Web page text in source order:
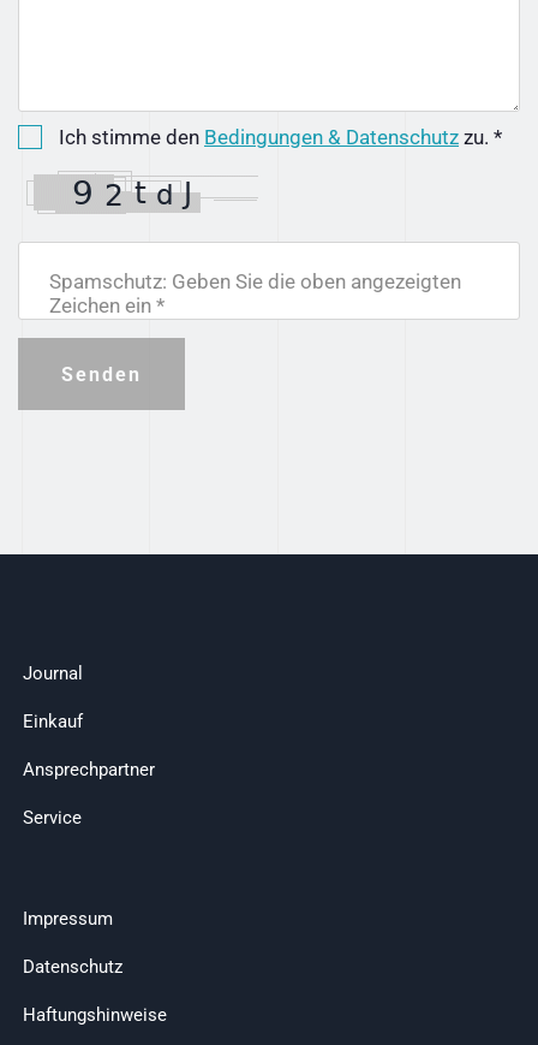
Ich stimme den Bedingungen & Datenschutz zu. *
Spamschutz: Geben Sie die oben angezeigten
Zeichen ein *
Senden
Journal
Einkauf
Ansprechpartner
Service
Impressum
Datenschutz
Haftungshinweise